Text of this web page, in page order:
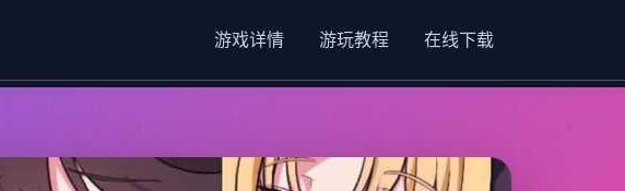
游戏详情 游玩教程 在线下载